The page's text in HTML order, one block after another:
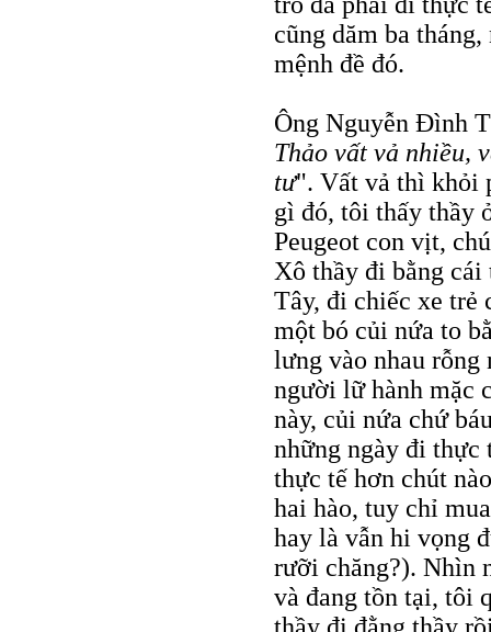
cũng dăm ba
mệnh đề đó.
Ông Nguyễn Đình
Thảo vất vả nhiều,
tư". Vất vả thì khỏi
gì đó, tôi thấy thầy
Peugeot con vịt,
Xô thầy đi bằng
Tây, đi chiếc xe trẻ
một bó củi nứa to
lưng vào nhau rỗng
người lữ hành mặc
này, củi nứa chứ
những ngày đi thực
thực tế hơn chút
hai hào, tuy chỉ
hay là vẫn hi vọng
rưỡi chăng?). Nhìn
và đang tồn tại, tôi